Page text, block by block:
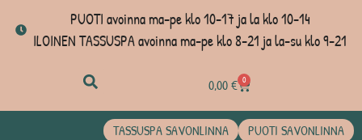
PUOTI avoinna ma-pe klo 10-17 ja la klo 10-14
ILOINEN TASSUSPA avoinna ma-pe klo 8-21 ja la-su klo 9-21
0,00€ 0
TASSUSPA SAVONLINNA PUOTI SAVONLINNA